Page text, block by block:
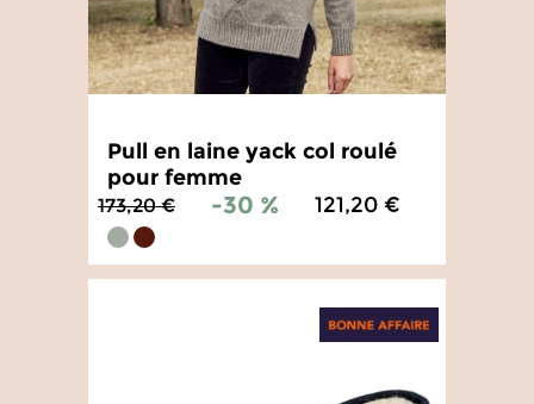
Pull en laine yack col roulé
pour femme
173,20 € -30 % 121,20 €